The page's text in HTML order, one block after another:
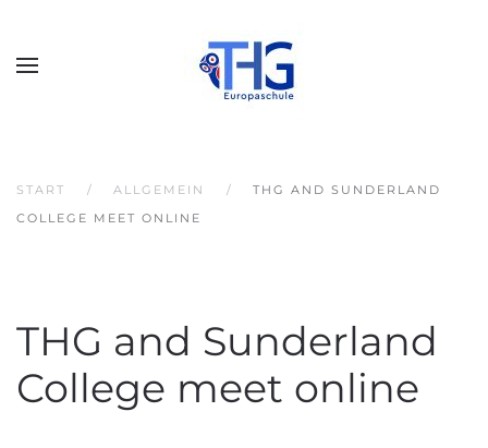
START ALLGEMEIN
THG AND SUNDERLAND
COLLEGE MEET ONLINE
THG and Sunderland
College meet online